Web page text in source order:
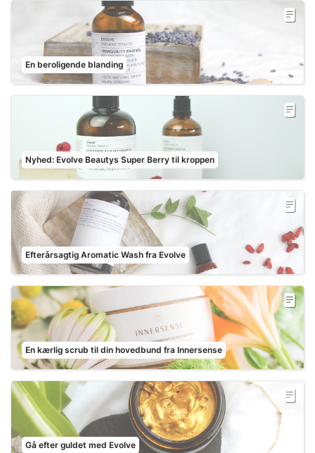
En beroligende blanding
Nyhed: Evolve Beautys Super Berry til kroppen
Efterårsagtig Aromatic Wash fra Evolve
En kærlig scrub til din hovedbund fra Innersense
Gå efter guldet med Evolve